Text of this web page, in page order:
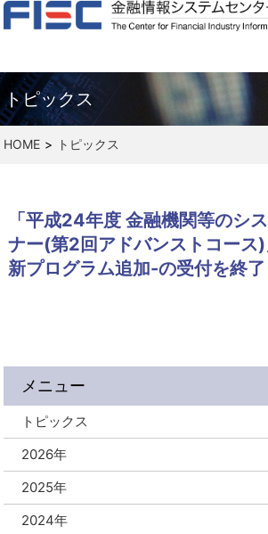
トピックス
HOME トピックス
「平成24年度 金融機関等のシ
ナー(第2回アドバンストコー
新プログラム追加-の受付を終
メニュー
トピックス
2026年
2025年
2024年